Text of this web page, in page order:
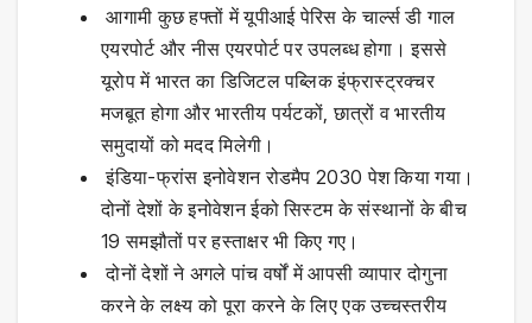
आगामी कुछ हफ्तों में यूपीआई पेरिस के चार्ल्स डी गाल
एयरपोर्ट और नीस एयरपोर्ट पर उपलब्ध होगा। इससे
यूरोप में भारत का डिजिटल पब्लिक इंफ्रास्ट्रक्चर
मजबूत होगा और भारतीय पर्यटकों, छात्रों व भारतीय
समुदायों को मदद मिलेगी।
इंडिया-फ्रांस इनोवेशन रोडमैप 2030 पेश किया गया।
दोनों देशों के इनोवेशन ईको सिस्टम के संस्थानों के बीच
19 समझौतों पर हस्ताक्षर भी किए गए।
दोनों देशों ने अगले पांच वर्षों में आपसी व्यापार दोगुना
करने के लक्ष्य को पूरा करने के लिए एक उच्चस्तरीय